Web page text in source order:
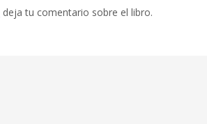
deja tu comentario sobre el libro.